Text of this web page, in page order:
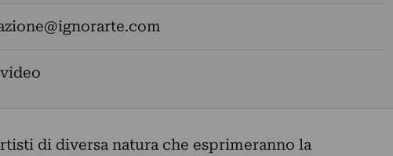
di diversa natura che esprimeranno la